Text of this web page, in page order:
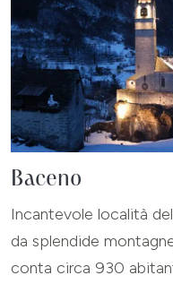
Baceno
Incantevole località
da splendide
conta circa 930